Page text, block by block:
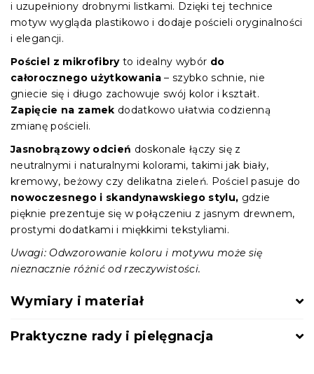
i uzupełniony drobnymi listkami. Dzięki tej technice
motyw wygląda plastikowo i dodaje pościeli oryginalności
i elegancji.
Pościel z mikrofibryto idealny wybór do
całorocznego użytkowania – szybko schnie, nie
gniecie się i długo zachowuje swój kolor i kształt.
Zapięcie na zamek dodatkowo ułatwia codzienną
zmianę pościeli.
Jasnobrązowy odcień doskonale łączy się z
neutralnymi i naturalnymi kolorami, takimi jak biały,
kremowy, beżowy czy delikatna zieleń. Pościel pasuje do
nowoczesnego i skandynawskiego stylu, gdzie
pięknie prezentuje się w połączeniu z jasnym drewnem,
prostymi dodatkami i miękkimi tekstyliami.
Uwagi: Odwzorowanie koloru i motywu może się
nieznacznie różnić od rzeczywistości.
Wymiary i materiał
Praktyczne rady i pielęgnacja